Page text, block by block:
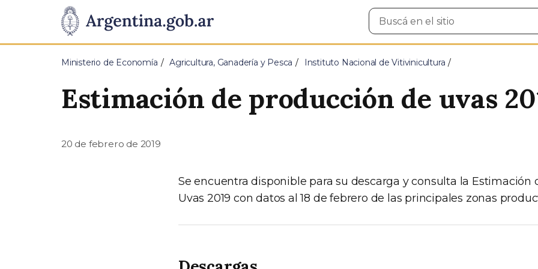
Presidencia
de
Pasar al contenido principal
Buscar
en
Ministerio de Economía Agricultura, Ganadería y Pesca Instituto Nacional de Vitivinicultura
Estimación de producción de uvas
20 de febrero de 2019
Se encuentra disponible para su descarga y consulta la Estimación
Uvas 2019 con datos al 18 de febrero de las principales zonas